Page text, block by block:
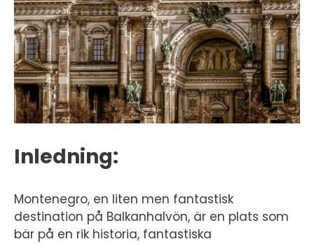
Inledning:
Montenegro, en liten men fantastisk
destination på Balkanhalvön, är en plats som
bär på en rik historia, fantastiska